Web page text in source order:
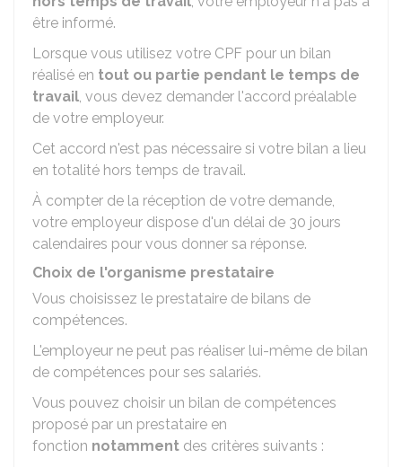
être informé.
Lorsque vous utilisez votre CPF pour un bilan
réalisé en tout ou partie pendant le temps de
travail, vous devez demander l'accord préalable
de votre employeur.
Cet accord n'est pas nécessaire si votre bilan a lieu
en totalité hors temps de travail.
À compter de la réception de votre demande,
votre employeur dispose d'un délai de 30 jours
calendaires pour vous donner sa réponse.
Choix de l'organisme prestataire
Vous choisissez le prestataire de bilans de
compétences.
L'employeur ne peut pas réaliser lui-même de bilan
de compétences pour ses salariés.
Vous pouvez choisir un bilan de compétences
proposé par un prestataire en
fonction notamment des critères suivants :